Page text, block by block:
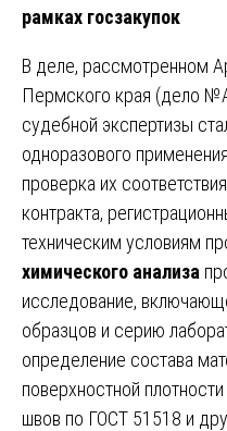
рамках госзакупок
В деле, рассмотренном
Пермского края (дело
судебной экспертизы
одноразового
проверка их
контракта,
техническим условиям
химического анализа
исследование,
образцов и серию
определение состава
поверхностной
швов по ГОСТ 51518 и